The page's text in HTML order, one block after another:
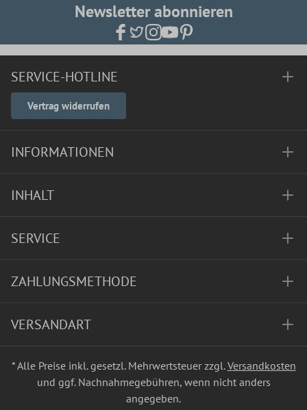
Newsletter abonnieren
SERVICE-HOTLINE
Vertrag widerrufen
INFORMATIONEN
INHALT
SERVICE
ZAHLUNGSMETHODE
VERSANDART
* Alle Preise inkl. gesetzl. Mehrwertsteuer zzgl.Versandkosten
und ggf. Nachnahmegebühren, wenn nicht anders
angegeben.